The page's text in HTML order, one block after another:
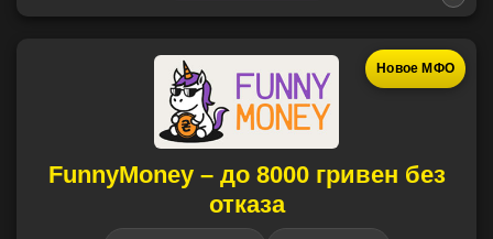
Новое МФО
FunnyMoney – до 8000 гривен без
отказа